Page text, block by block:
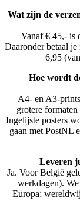
Wat zijn de
Vanaf € 45,- is
Daaronder betaal
6,95
Hoe wordt
A4- en A3-
grotere
Ingelijste posters
gaan met PostNL
Leveren
Ja. Voor België
werkdagen).
Europa;